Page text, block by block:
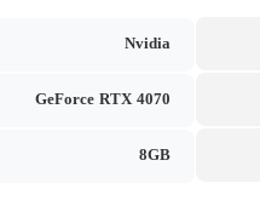
Nvidia
GeForce RTX 4070
8GB